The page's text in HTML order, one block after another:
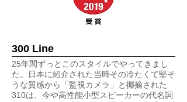
300 Line
25年間ずっとこのスタイルでやってきまし
た。日本に紹介された当時その冷たくて堅そ
うな質感から「監視カメラ」と揶揄された
310は、今や高性能小型スピーカーの代名詞